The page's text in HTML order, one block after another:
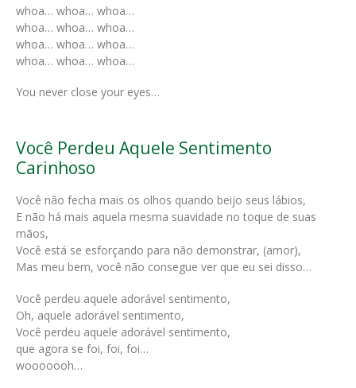
whoa… whoa… whoa…
whoa… whoa… whoa…
whoa… whoa… whoa…
whoa… whoa… whoa…
You never close your eyes…
Você Perdeu Aquele Sentimento
Carinhoso
Você não fecha mais os olhos quando beijo seus lábios,
E não há mais aquela mesma suavidade no toque de suas
mãos,
Você está se esforçando para não demonstrar, (amor),
Mas meu bem, você não consegue ver que eu sei disso…
Você perdeu aquele adorável sentimento,
Oh, aquele adorável sentimento,
Você perdeu aquele adorável sentimento,
que agora se foi, foi, foi…
wooooooh…